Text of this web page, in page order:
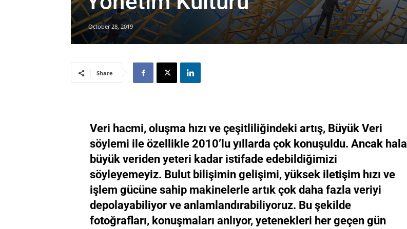
October 28, 2019
Share
Veri hacmi, oluşma hızı ve çeşitliliğindeki artış, Büyük Veri
söylemi ile özellikle 2010’lu yıllarda çok konuşuldu. Ancak hala
büyük veriden yeteri kadar istifade edebildiğimizi
söyleyemeyiz. Bulut bilişimin gelişimi, yüksek iletişim hızı ve
işlem gücüne sahip makinelerle artık çok daha fazla veriyi
depolayabiliyor ve anlamlandırabiliyoruz. Bu şekilde
fotoğrafları, konuşmaları anlıyor, yetenekleri her geçen gün